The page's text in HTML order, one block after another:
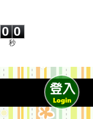
0 0
秒